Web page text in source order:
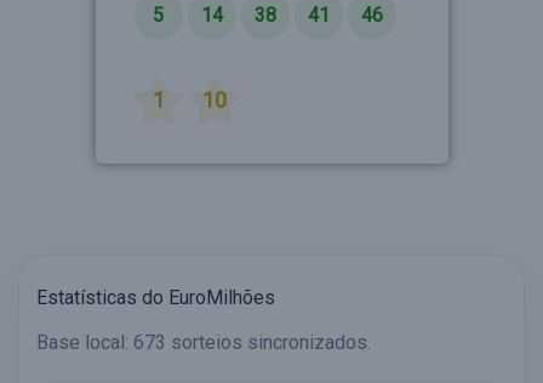
5 14 38 41 46
1 10
Estatísticas do EuroMilhões
Base local: 673 sorteios sincronizados.